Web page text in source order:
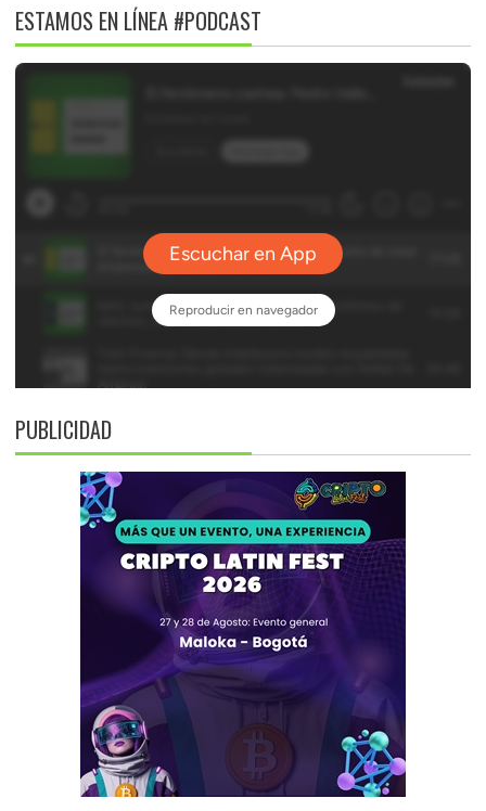
ESTAMOS EN LÍNEA #PODCAST
PUBLICIDAD